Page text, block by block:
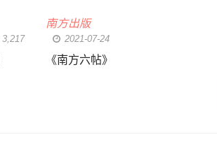
3,217
南方出版
2021-07-24
《南方六帖》